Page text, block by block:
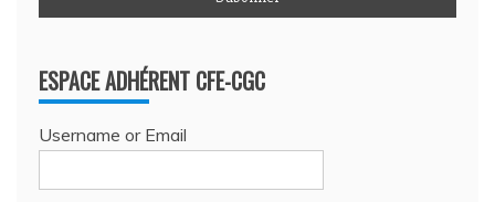
ESPACE ADHÉRENT CFE-CGC
Username or Email